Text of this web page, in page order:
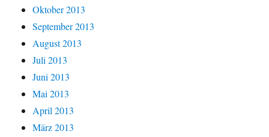
Oktober 2013
September 2013
August 2013
Juli 2013
Juni 2013
Mai 2013
April 2013
März 2013